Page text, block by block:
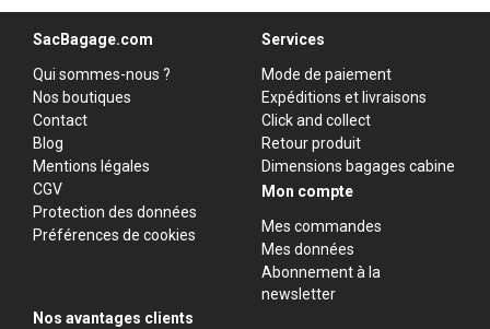
SacBagage.com
Qui sommes-nous ?
Nos boutiques
Contact
Blog
Mentions légales
CGV
Protection des données
Préférences de cookies
Services
Mode de paiement
Expéditions et livraisons
Click and collect
Retour produit
Dimensions bagages cabine
Mon compte
Mes commandes
Mes données
Abonnement à la
newsletter
Nos avantages clients